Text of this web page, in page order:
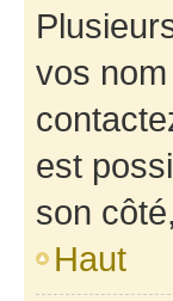
vos
est
son
Haut